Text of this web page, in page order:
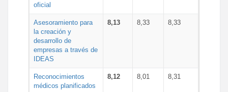
oficial
Asesoramiento para
la creación y
desarrollo de
empresas a través de
IDEAS
8,13 8,33 8,33
Reconocimientos
médicos planificados
8,12 8,01 8,31